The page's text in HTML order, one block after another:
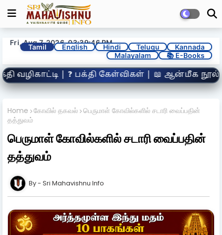
Fri, Aug 7, 2026, 03:39:48 PM
Tamil English Hindi Telugu
Kannada
Malayalam
📚 E-Books
| 📖 ஆன்மீக நூல்கள் | 🧒 குழந்தைகள்
Home கோவில் தகவல் பெருமாள் கோவில்களில் சடாரி வைப்பதின்
தத்துவம்
பெருமாள் கோவில்களில் சடாரி வைப்பதின்
தத்துவம்
Sri Mahavishnu Info